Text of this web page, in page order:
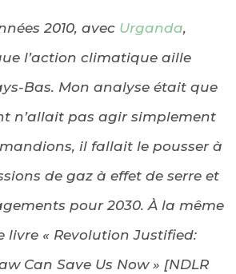
2010, avec Urganda,
l’action climatique aille
Bas. Mon analyse était que
n’allait pas agir simplement
il fallait le pousser à
de gaz à effet de serre et
pour 2030. À la même
livre « Revolution Justified:
Can Save Us Now » [NDLR